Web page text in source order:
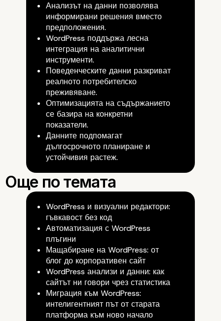
Вземане на решения
база данни
Анализът на данни позволява
информирани решения вместо
предположения.
WordPress поддържа лесна
интеграция на аналитични
инструменти.
Поведенческите данни разкриват
реалното потребителско
преживяване.
Оптимизацията на съдържанието
се базира на конкретни
показатели.
Данните подпомагат
дългосрочното планиране и
устойчивия растеж.
WordPress и визуални редактори:
гъвкавост без код
Автоматизация с WordPress
плъгини
Мащабиране на WordPress: от
блог до корпоративен сайт
WordPress анализи и данни: как
сайтът ни говори чрез статистика
Миграция към WordPress:
интелигентният път от старата
платформа към ново начало